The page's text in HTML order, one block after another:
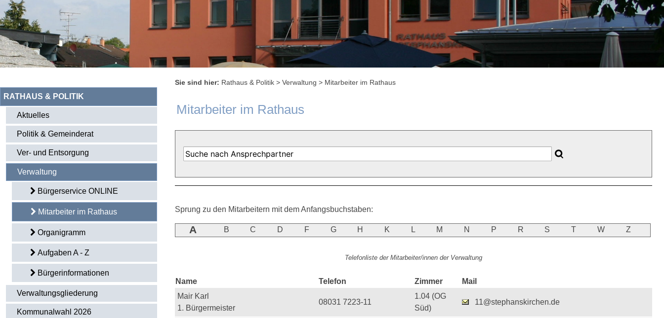
RATHAUS & POLITIK
Aktuelles
Politik & Gemeinderat
Ver- und Entsorgung
Verwaltung
Bürgerservice ONLINE
Mitarbeiter im Rathaus
Organigramm
Aufgaben A - Z
Bürgerinformationen
Verwaltungsgliederung
Kommunalwahl 2026
Sie sind hier: Rathaus & Politik > Verwaltung > Mitarbeiter im Rathaus
Mitarbeiter im Rathaus
Sprung zu den Mitarbeitern mit dem Anfangsbuchstaben:
A B C D F G H K L M N P R S T W Z
Telefonliste der Mitarbeiter/innen der Verwaltung
Name Telefon Zimmer
Mail
Mair Karl
1. Bürgermeister
08031 7223-11
1.04 (OG
Süd)
11@stephanskirchen.de